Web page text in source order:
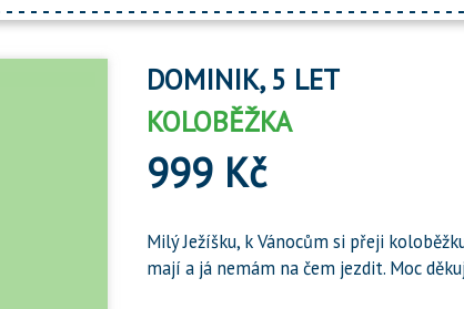
DOMINIK, 5 LET
KOLOBĚŽKA
999 Kč
Milý Ježíšku, k Vánocům si přeji
mají a já nemám na čem jezdit. Moc